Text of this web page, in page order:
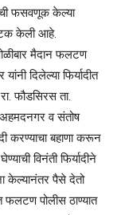
फसवणूक केल्या
केली आहे.
मैदान फलटण
दिलेल्या फिर्यादीत
फौडसिरस ता.
व संतोष
करण्याचा बहाणा करून
विनंती फिर्यादीने
केल्यानंतर पैसे देतो
फलटण पोलीस ठाण्यात